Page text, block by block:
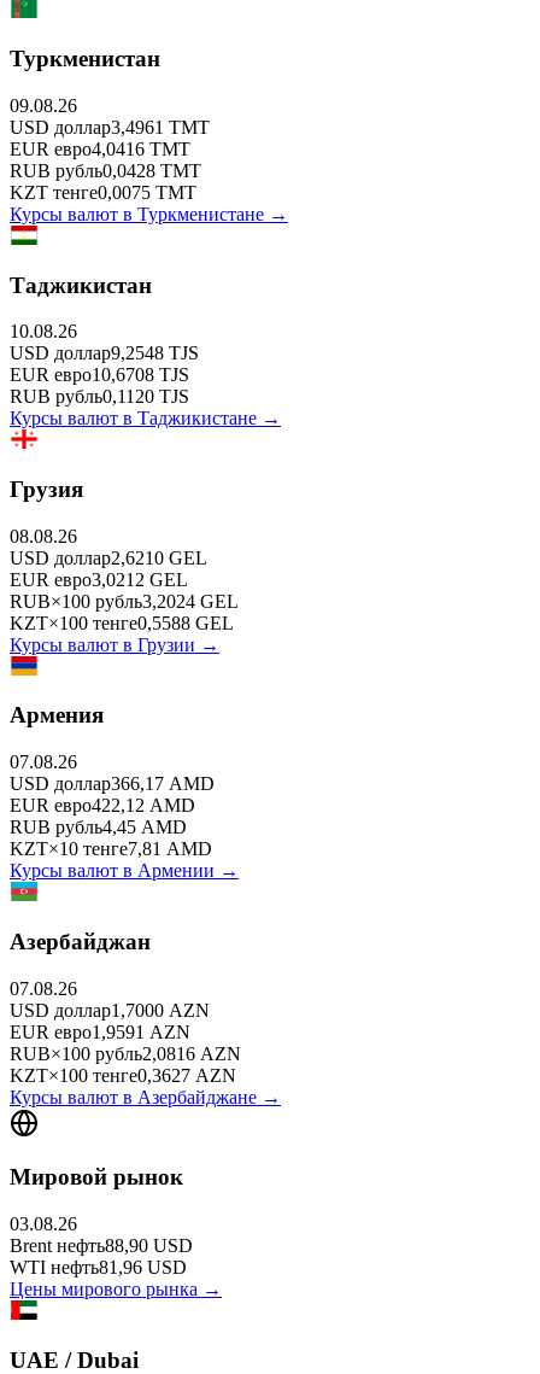
Туркменистан
09.08.26
USD доллар3,4961 TMT
EUR евро4,0416 TMT
RUB рубль0,0428 TMT
KZT тенге0,0075 TMT
Курсы валют в Туркменистане →
Таджикистан
10.08.26
USD доллар9,2548 TJS
EUR евро10,6708 TJS
RUB рубль0,1120 TJS
Курсы валют в Таджикистане →
Грузия
08.08.26
USD доллар2,6210 GEL
EUR евро3,0212 GEL
RUB×100 рубль3,2024 GEL
KZT×100 тенге0,5588 GEL
Курсы валют в Грузии →
Армения
07.08.26
USD доллар366,17 AMD
EUR евро422,12 AMD
RUB рубль4,45 AMD
KZT×10 тенге7,81 AMD
Курсы валют в Армении →
Азербайджан
07.08.26
USD доллар1,7000 AZN
EUR евро1,9591 AZN
RUB×100 рубль2,0816 AZN
KZT×100 тенге0,3627 AZN
Курсы валют в Азербайджане →
Мировой рынок
03.08.26
Brent нефть88,90 USD
WTI нефть81,96 USD
Цены мирового рынка →
UAE / Dubai